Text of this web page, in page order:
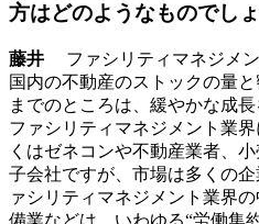
方はどのようなものでし
藤井 ファシリティマネジメ
国内の不動産のストックの量
までのところは、緩やかな成
ファシリティマネジメント業
くはゼネコンや不動産業者、
子会社ですが、市場は多くの
ァシリティマネジメント業界
備業などは、いわゆる“労働集